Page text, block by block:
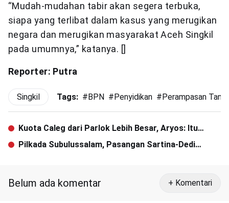
“Mudah-mudahan tabir akan segera terbuka,
siapa yang terlibat dalam kasus yang merugikan
negara dan merugikan masyarakat Aceh Singkil
pada umumnya,” katanya. []
Reporter: Putra
Singkil Tags: #BPN #Penyidikan #Perampasan
Kuota Caleg dari Parlok Lebih Besar, Aryos: Itu
Kekhususan Aceh
Pilkada Subulussalam, Pasangan Sartina-Dedi
Belum ada komentar + Komentari